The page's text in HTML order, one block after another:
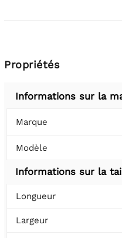
Propriétés
Informations sur la
Marque
Modèle
Informations sur la
Longueur
Largeur